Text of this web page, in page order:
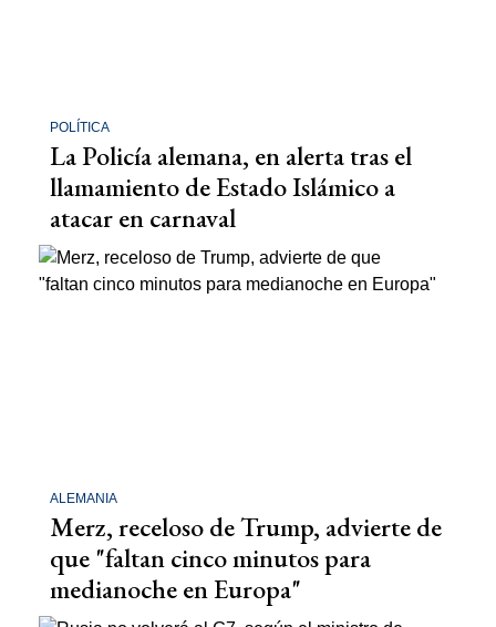
POLÍTICA
La Policía alemana, en alerta tras el
llamamiento de Estado Islámico a
atacar en carnaval
ALEMANIA
Merz, receloso de Trump, advierte de
que "faltan cinco minutos para
medianoche en Europa"